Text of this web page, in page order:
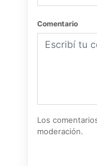
Comentario
Los
moderación.